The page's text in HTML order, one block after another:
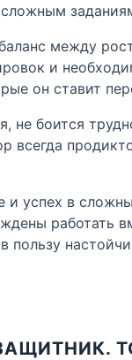
между
и
он ставит
боится
всегда
успех в
работать
пользу